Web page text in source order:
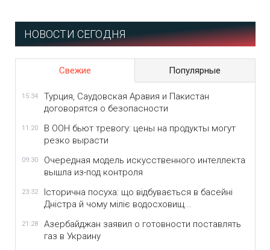
НОВОСТИ СЕГОДНЯ
Свежие Популярные
15:34
Турция, Саудовская Аравия и Пакистан
договорятся о безопасности
11:20
В ООН бьют тревогу: цены на продукты могут
резко вырасти
09:30
Очередная модель искусственного интеллекта
вышла из-под контроля
23:32
Історична посуха: що відбувається в басейні
Дністра й чому міліє водосховищ...
21:28
Азербайджан заявил о готовности поставлять
газ в Украину